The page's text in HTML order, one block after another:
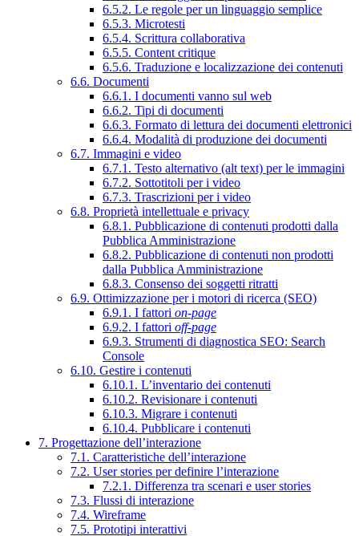
6.5.2. Le regole per un linguaggio semplice
6.5.3. Microtesti
6.5.4. Scrittura collaborativa
6.5.5. Content critique
6.5.6. Traduzione e localizzazione dei contenuti
6.6. Documenti
6.6.1. I documenti vanno sul web
6.6.2. Tipi di documenti
6.6.3. Formato di lettura dei documenti elettronici
6.6.4. Modalità di produzione dei documenti
6.7. Immagini e video
6.7.1. Testo alternativo (alt text) per le immagini
6.7.2. Sottotitoli per i video
6.7.3. Trascrizioni per i video
6.8. Proprietà intellettuale e privacy
6.8.1. Pubblicazione di contenuti prodotti dalla
Pubblica Amministrazione
6.8.2. Pubblicazione di contenuti non prodotti
dalla Pubblica Amministrazione
6.8.3. Consenso dei soggetti ritratti
6.9. Ottimizzazione per i motori di ricerca (SEO)
6.9.1. I fattori on-page
6.9.2. I fattori off-page
6.9.3. Strumenti di diagnostica SEO: Search
Console
6.10. Gestire i contenuti
6.10.1. L’inventario dei contenuti
6.10.2. Revisionare i contenuti
6.10.3. Migrare i contenuti
6.10.4. Pubblicare i contenuti
7. Progettazione dell’interazione
7.1. Caratteristiche dell’interazione
7.2. User stories per definire l’interazione
7.2.1. Differenza tra scenari e user stories
7.3. Flussi di interazione
7.4. Wireframe
7.5. Prototipi interattivi